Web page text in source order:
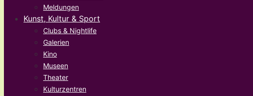
Meldungen
Kunst, Kultur & Sport
Clubs & Nightlife
Galerien
Kino
Museen
Theater
Kulturzentren